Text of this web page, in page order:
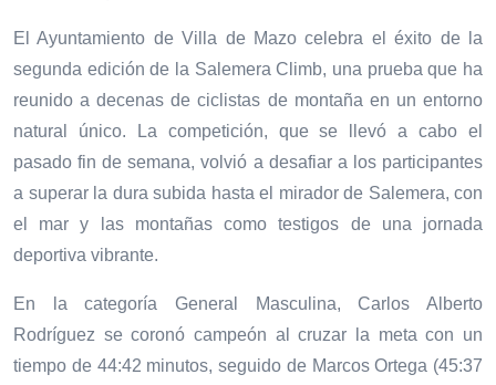
El Ayuntamiento de Villa de Mazo celebra el éxito de la
segunda edición de la Salemera Climb, una prueba que ha
reunido a decenas de ciclistas de montaña en un entorno
natural único. La competición, que se llevó a cabo el
pasado fin de semana, volvió a desafiar a los participantes
a superar la dura subida hasta el mirador de Salemera, con
el mar y las montañas como testigos de una jornada
deportiva vibrante.
En la categoría General Masculina, Carlos Alberto
Rodríguez se coronó campeón al cruzar la meta con un
tiempo de 44:42 minutos, seguido de Marcos Ortega (45:37